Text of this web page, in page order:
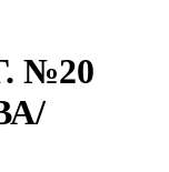
№20